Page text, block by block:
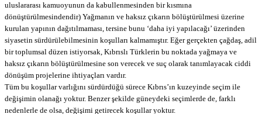
uluslararası kamuoyunun da kabullenmesinden bir kısmına
dönüştürülmesindendir) Yağmanın ve haksız çıkarın bölüştürülmesi üzerine
kurulan yapının dağıtılmaması, tersine bunu ‘daha iyi yapılacağı’ üzerinden
siyasetin sürdürülebilmesinin koşulları kalmamıştır. Eğer gerçekten çağdaş, adil
bir toplumsal düzen istiyorsak, Kıbrıslı Türklerin bu noktada yağmaya ve
haksız çıkarın bölüştürülmesine son verecek ve suç olarak tanımlayacak ciddi
dönüşüm projelerine ihtiyaçları vardır.
Tüm bu koşullar varlığını sürdürdüğü sürece Kıbrıs’ın kuzeyinde seçim ile
değişimin olanağı yoktur. Benzer şekilde güneydeki seçimlerde de, farklı
nedenlerle de olsa, değişimi getirecek koşullar yoktur.